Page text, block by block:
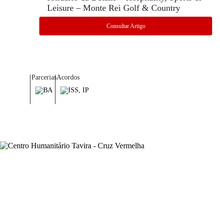
Leisure – Monte Rei Golf & Country
Consultar Artigo
ParceriasAcordos